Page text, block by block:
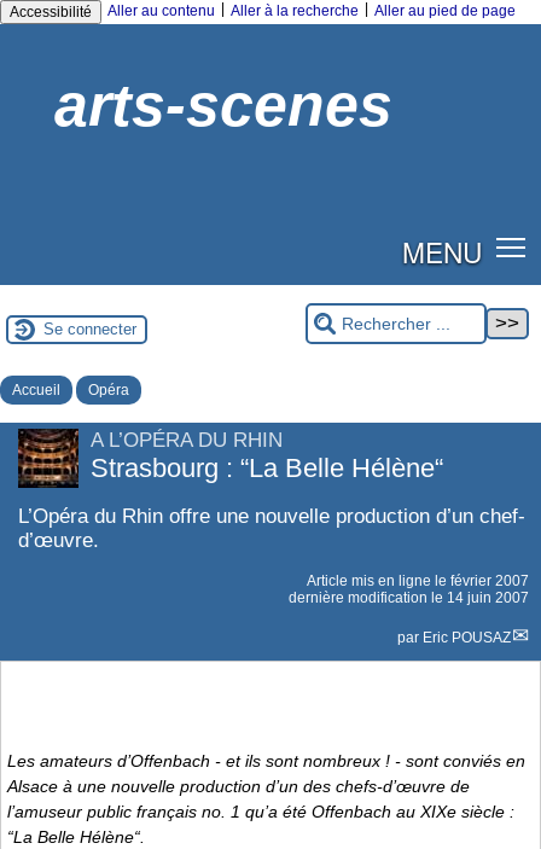
Accessibilité Aller au contenu Aller à la recherche Aller au pied de page
arts-scenes
MENU
Se connecter
Accueil Opéra
A L’OPÉRA DU RHIN
Strasbourg : “La Belle Hélène“
L’Opéra du Rhin offre une nouvelle production d’un chef-
d’œuvre.
Article mis en ligne le février 2007
dernière modification le 14 juin 2007
par Eric POUSAZ
Les amateurs d’Offenbach - et ils sont nombreux ! - sont conviés en
Alsace à une nouvelle production d’un des chefs-d’œuvre de
l’amuseur public français no. 1 qu’a été Offenbach au XIXe siècle :
“La Belle Hélène“.